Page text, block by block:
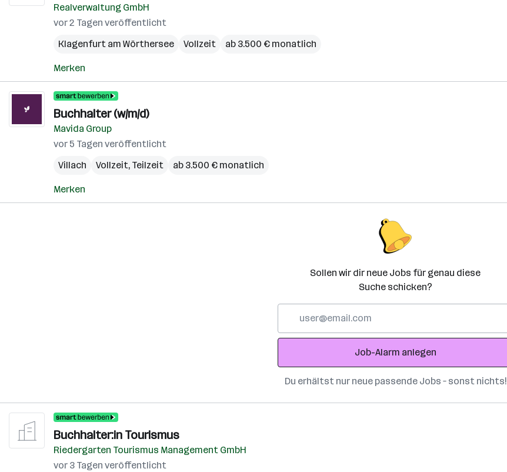
Realverwaltung GmbH
vor 2 Tagen veröffentlicht
Klagenfurt am Wörthersee
Vollzeit ab 3.500 € monatlich
Merken
Buchhalter (w/m/d)
Mavida Group
vor 5 Tagen veröffentlicht
Villach
Vollzeit, Teilzeit ab 3.500 € monatlich
Merken
Sollen wir dir neue Jobs für genau diese
Suche schicken?
Adresse
Job-Alarm anlegen
Du erhältst nur neue passende Jobs – sonst nichts!
Buchhalter:in Tourismus
Riedergarten Tourismus Management GmbH
vor 3 Tagen veröffentlicht